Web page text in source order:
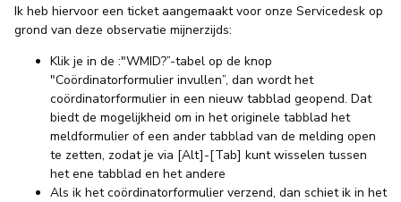
Ik heb hiervoor een ticket aangemaakt voor onze Servicedesk op
grond van deze observatie mijnerzijds:
Klik je in de :"WMID?”-tabel op de knop
"Coördinatorformulier invullen”, dan wordt het
coördinatorformulier in een nieuw tabblad geopend. Dat
biedt de mogelijkheid om in het originele tabblad het
meldformulier of een ander tabblad van de melding open
te zetten, zodat je via [Alt]-[Tab] kunt wisselen tussen
het ene tabblad en het andere
Als ik het coördinatorformulier verzend, dan schiet ik in het